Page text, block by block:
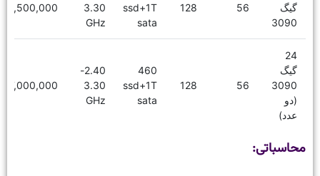
گیگ
3090
56
128
ssd+1T
sata
3.30
GHz
19,500,000
24
گیگ
3090
(دو
عدد)
56
128
460
ssd+1T
sata
2.40-
3.30
GHz
27,000,000
محاسباتی: